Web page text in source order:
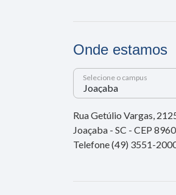
Onde estamos
Selecione o campus
Rua Getúlio Vargas,
Joaçaba - SC - CEP
Telefone (49) 3551-